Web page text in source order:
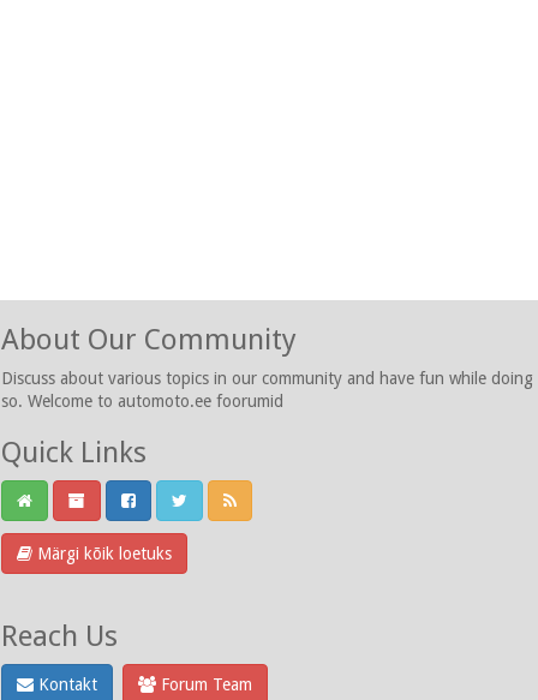
About Our Community
Discuss about various topics in our community and have fun while doing
so. Welcome to automoto.ee foorumid
Quick Links
Märgi kõik loetuks
Reach Us
Kontakt Forum Team